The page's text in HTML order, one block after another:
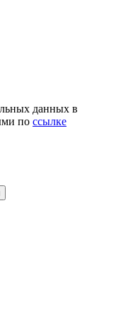
данных в
по ссылке